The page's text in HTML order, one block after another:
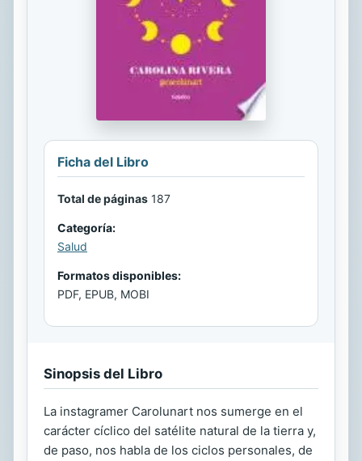
Ficha del Libro
Total de páginas 187
Categoría:
Salud
Formatos disponibles:
PDF, EPUB, MOBI
Sinopsis del Libro
La instagramer Carolunart nos sumerge en el
carácter cíclico del satélite natural de la tierra y,
de paso, nos habla de los ciclos personales, de